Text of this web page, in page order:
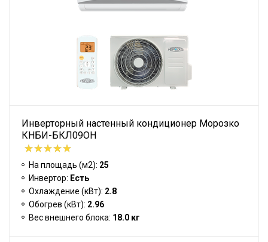
Инверторный настенный кондиционер Морозко
КНБИ-БКЛ09ОН
На площадь (м2): 25
Инвертор: Есть
Охлаждение (кВт): 2.8
Обогрев (кВт): 2.96
Вес внешнего блока: 18.0 кг